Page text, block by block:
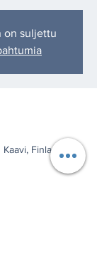
on suljettu
Finland